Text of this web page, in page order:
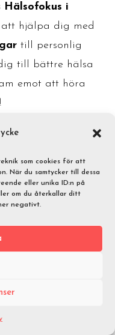
som cookies för att
När du samtycker till dessa
eller unika ID:n på
om du återkallar ditt
negativt.
Hälsofokus i
hjälpa dig med
till personlig
till bättre hälsa
emot att höra